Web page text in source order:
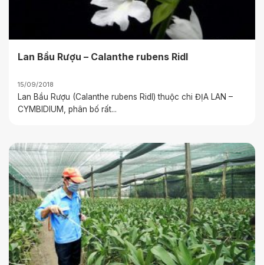
Lan Bầu Rượu – Calanthe rubens Ridl
15/09/2018
Lan Bầu Rượu (Calanthe rubens Ridl) thuộc chi ĐỊA LAN –
CYMBIDIUM, phân bố rất...